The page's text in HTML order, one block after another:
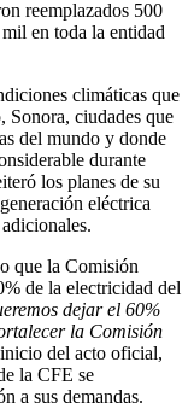
reemplazados 500
en toda la entidad
climáticas que
ciudades que
del mundo y donde
durante
los planes de su
eléctrica
que la Comisión
de la electricidad del
dejar el 60%
la Comisión
del acto oficial,
la CFE se
a sus demandas.